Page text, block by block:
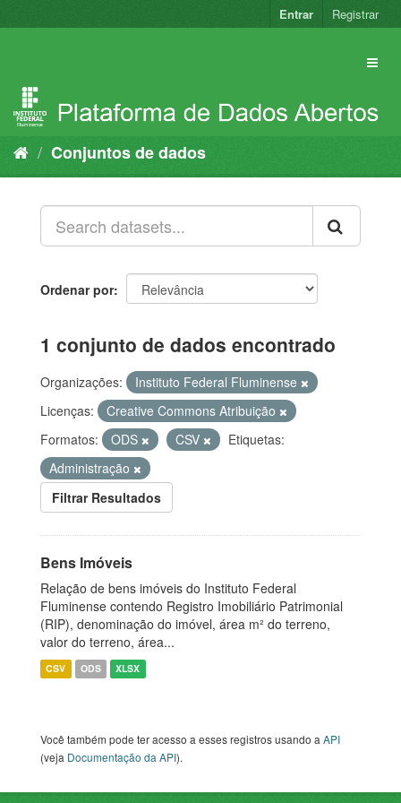
para
Entrar Registrar
Conjuntos de dados
Ordenar por
1 conjunto de dados encontrado
Organizações:
Instituto Federal Fluminense
Licenças:
Creative Commons Atribuição
Formatos:
ODS CSV
Etiquetas:
Administração
Filtrar Resultados
Bens Imóveis
Relação de bens imóveis do Instituto Federal
Fluminense contendo Registro Imobiliário Patrimonial
(RIP), denominação do imóvel, área m² do terreno,
valor do terreno, área...
CSV ODS XLSX
Você também pode ter acesso a esses registros usando aAPI
(veja Documentação da API).